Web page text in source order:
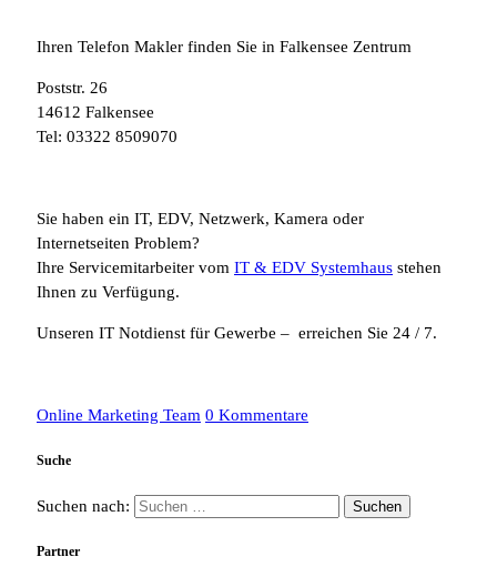
Ihren Telefon Makler finden Sie in Falkensee Zentrum
Poststr. 26
14612 Falkensee
Tel: 03322 8509070
Sie haben ein IT, EDV, Netzwerk, Kamera oder
Internetseiten Problem?
Ihre Servicemitarbeiter vom IT & EDV Systemhaus stehen
Ihnen zu Verfügung.
Unseren IT Notdienst für Gewerbe – erreichen Sie 24 / 7.
Online Marketing Team 0 Kommentare
Suche
Suchen nach:
Partner